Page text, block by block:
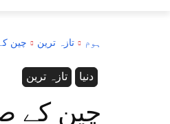
ہوم تازہ ترین چین کے
تازہ ترین دنیا
چین کے